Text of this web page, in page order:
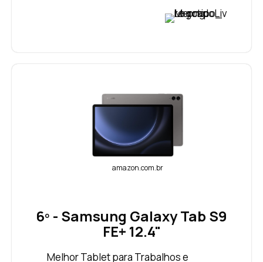
amazon.com.br
6º - Samsung Galaxy Tab S9
FE+ 12.4"
Melhor Tablet para Trabalhos e